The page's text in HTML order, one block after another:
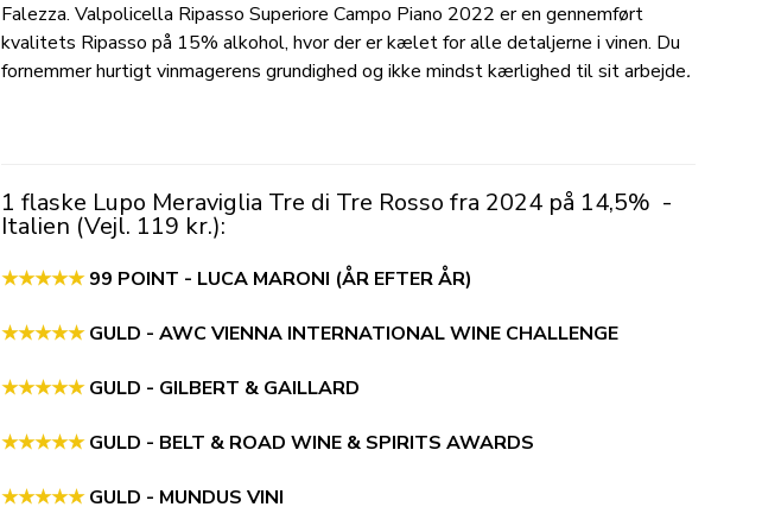
Falezza. Valpolicella Ripasso Superiore Campo Piano 2022 er en gennemført
kvalitets Ripasso på 15% alkohol, hvor der er kælet for alle detaljerne i vinen. Du
fornemmer hurtigt vinmagerens grundighed og ikke mindst kærlighed til sit arbejde.
1 flaske Lupo Meraviglia Tre di Tre Rosso fra 2024 på 14,5% -
Italien (Vejl. 119 kr.):
★★★★★ 99 POINT - LUCA MARONI (ÅR EFTER ÅR)
★★★★★ GULD - AWC VIENNA INTERNATIONAL WINE CHALLENGE
★★★★★ GULD - GILBERT & GAILLARD
★★★★★ GULD - BELT & ROAD WINE & SPIRITS AWARDS
★★★★★ GULD - MUNDUS VINI